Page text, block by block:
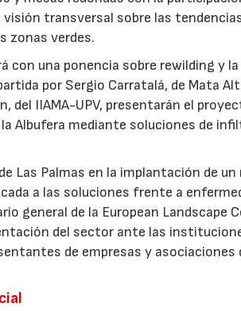
transversal sobre las
zonas verdes.
con una ponencia sobre rewilding y la
por Sergio Carratalá, de Mata
del IIAMA-UPV, presentarán el
Albufera mediante soluciones de
Las Palmas en la implantación de un
a las soluciones frente a
general de la European Landscape
del sector ante las
de empresas y asociaciones